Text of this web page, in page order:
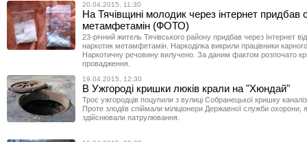
20.04.2015, 11:30
На Тячівщині молодик через інтернет придбав
метамфетамін (ФОТО)
23-річний житель Тячівського району придбав через Інтернет
наркотик метамфетамін. Наркоділка викрили працівники
Наркотичну речовину вилучено. За даним фактом розпочато
провадження.
19.04.2015, 12:30
В Ужгороді кришки люків крали на "Хюндай"
Троє ужгородців поцупили з вулиці Собранецької кришку
Проте злодіїв спіймали міліціонери Державної служби охорони,
здійснювали патрулювання.